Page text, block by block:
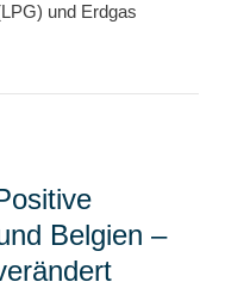
und Erdgas
Belgien –